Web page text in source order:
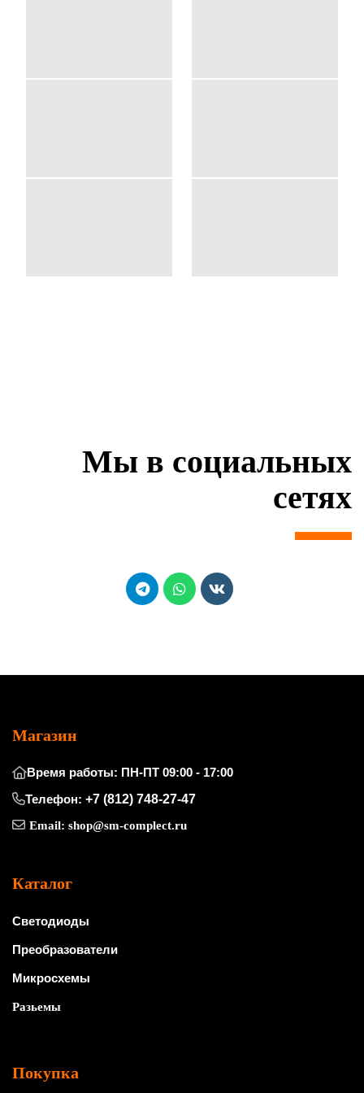
Мы в социальных
сетях
Магазин
Время работы: ПН-ПТ 09:00 - 17:00
Телефон: +7 (812) 748-27-47
Email: shop@sm-complect.ru
Каталог
Светодиоды
Преобразователи
Микросхемы
Разьемы
Покупка